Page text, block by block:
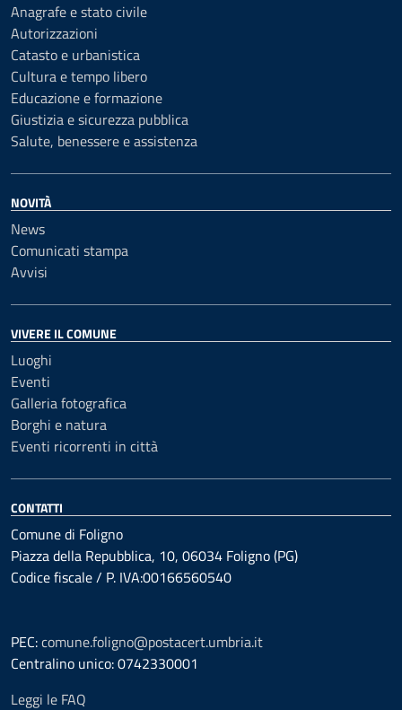
Anagrafe e stato civile
Autorizzazioni
Catasto e urbanistica
Cultura e tempo libero
Educazione e formazione
Giustizia e sicurezza pubblica
Salute, benessere e assistenza
NOVITÀ
News
Comunicati stampa
Avvisi
VIVERE IL COMUNE
Luoghi
Eventi
Galleria fotografica
Borghi e natura
Eventi ricorrenti in città
CONTATTI
Comune di Foligno
Piazza della Repubblica, 10, 06034 Foligno (PG)
Codice fiscale / P. IVA:00166560540
PEC:comune.foligno@postacert.umbria.it
Centralino unico: 0742330001
Leggi le FAQ